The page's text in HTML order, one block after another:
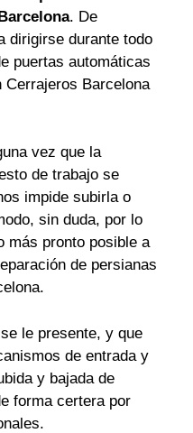
. De
dirigirse durante todo
puertas automáticas
Cerrajeros Barcelona
vez que la
de trabajo se
impide subirla o
sin duda, por lo
más pronto posible a
de persianas
le presente, y que
de entrada y
y bajada de
forma certera por